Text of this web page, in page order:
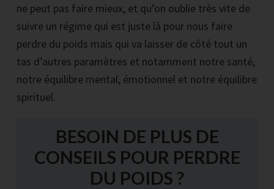
ne peut pas faire mieux, et qu’on oublie très vite de
suivre un régime qui est juste là pour nous faire
perdre du poids mais qui va laisser de côté tout un
tas d’autres paramètres et notamment notre santé,
notre équilibre mental, émotionnel et notre équilibre
spirituel.
BESOIN DE PLUS DE
CONSEILS POUR PERDRE
DU POIDS ?